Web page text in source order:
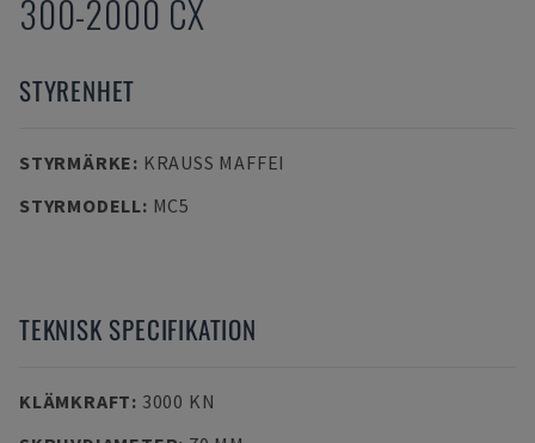
300-2000 CX
STYRENHET
STYRMÄRKE: KRAUSS MAFFEI
STYRMODELL: MC5
TEKNISK SPECIFIKATION
KLÄMKRAFT: 3000 KN